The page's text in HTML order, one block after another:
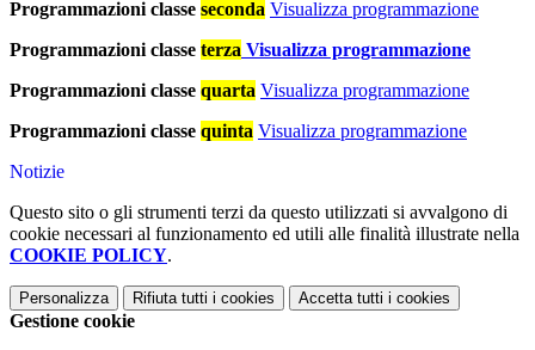
Programmazioni classe seconda Visualizza programmazione
Programmazioni classe terza Visualizza programmazione
Programmazioni classe quarta Visualizza programmazione
Programmazioni classe quinta Visualizza programmazione
Notizie
Questo sito o gli strumenti terzi da questo utilizzati si avvalgono di
cookie necessari al funzionamento ed utili alle finalità illustrate nella
COOKIE POLICY.
Personalizza Rifiuta tutti i cookies Accetta tutti i cookies
Gestione cookie